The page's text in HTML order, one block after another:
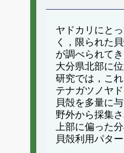
ヤドカリにと
く，限られた
が調べられてき
大分県北部に
研究では，こ
テナガツノヤ
貝殻を多量に
野外から採集
上部に偏った
貝殻利用パタ